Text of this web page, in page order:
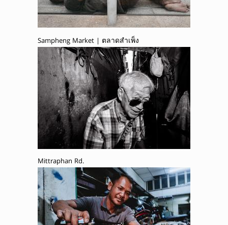
Sampheng Market | ตลาดสำเพ็ง
Mittraphan Rd.